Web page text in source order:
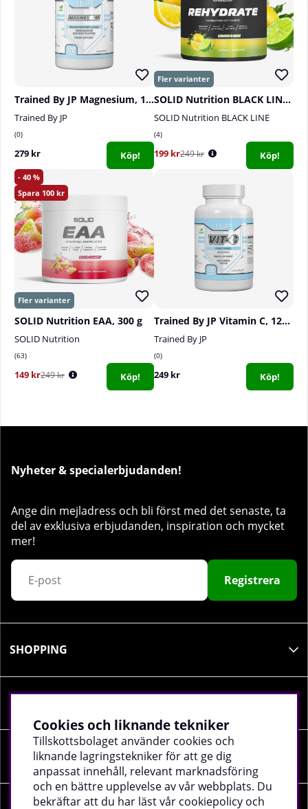
Trained By JP Magnesium, 120 caps
Trained By JP
0
279 kr Köp!
SOLID Nutrition BLACK LINE Rehydrate, 270 g
SOLID Nutrition BLACK LINE
4
199 kr249 kr Köp!
40
100
SOLID Nutrition EAA, 300 g
SOLID Nutrition
63
149 kr249 kr Köp!
Trained By JP Vitamin C, 120 caps
Trained By JP
0
249 kr Köp!
Nyheter & specialerbjudanden!
Ange din mejladress och bli först med det senaste, ta
del av exklusiva erbjudanden, inspiration och mycket
mer!
Registrera
SHOPPING
SOCIALA MEDIER
Cookies och liknande tekniker
Tillskottsbolaget använder cookies och
liknande lagringstekniker för att ge dig
anpassat innehåll, relevant marknadsföring
och en bättre upplevelse av vår webbplats. Du
bekräftar att du har läst vår cookiepolicy och